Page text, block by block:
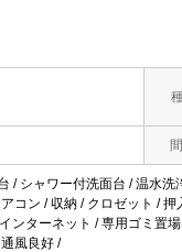
/ シャワー付洗面台 / 温水
コン / 収納 / クロゼット /
ンターネット / 専用ゴミ置
風良好 /